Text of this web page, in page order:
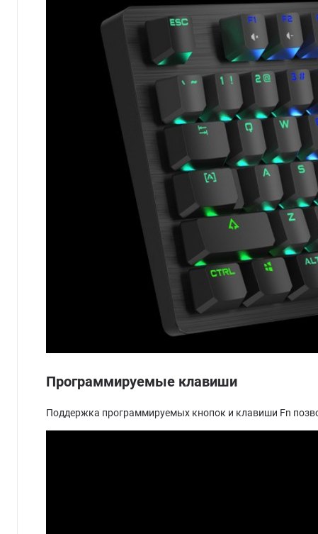
Программируемые клавиши
Поддержка программируемых кнопок и клавиши Fn